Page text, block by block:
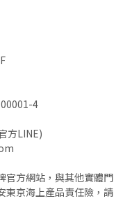
4
方LINE)
官方網站，與其他實體門
東京海上產品責任險，請